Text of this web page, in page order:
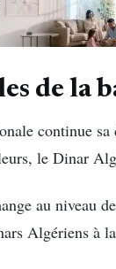
de la
continue
le Dinar
au niveau
Algériens à